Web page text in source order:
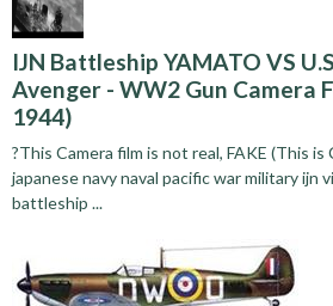
IJN Battleship YAMATO VS
Avenger - WW2 Gun Camera
1944)
?This Camera film is not real, FAKE (This is
japanese navy naval pacific war military ijn
battleship ...